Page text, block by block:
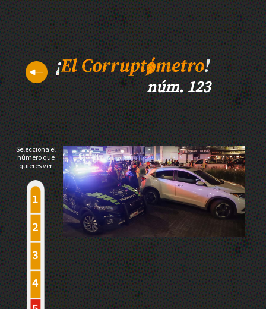
núm. 123
Selecciona el
número que
quieres ver